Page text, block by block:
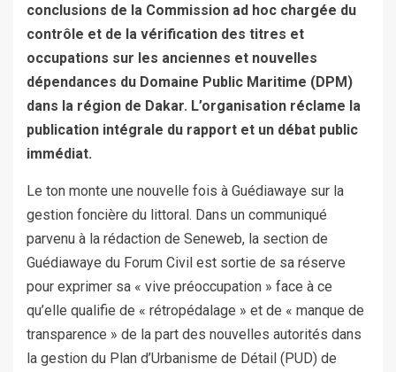
conclusions de la Commission ad hoc chargée du
contrôle et de la vérification des titres et
occupations sur les anciennes et nouvelles
dépendances du Domaine Public Maritime (DPM)
dans la région de Dakar. L’organisation réclame la
publication intégrale du rapport et un débat public
immédiat.
Le ton monte une nouvelle fois à Guédiawaye sur la
gestion foncière du littoral. Dans un communiqué
parvenu à la rédaction de Seneweb, la section de
Guédiawaye du Forum Civil est sortie de sa réserve
pour exprimer sa « vive préoccupation » face à ce
qu’elle qualifie de « rétropédalage » et de « manque de
transparence » de la part des nouvelles autorités dans
la gestion du Plan d’Urbanisme de Détail (PUD) de